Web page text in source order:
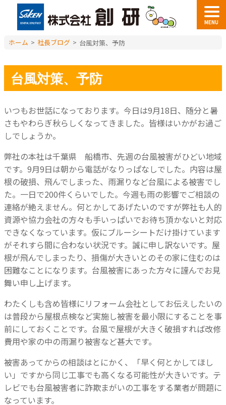
MENU
ホーム > 社長ブログ > 台風対策、予防
台風対策、予防
いつもお世話になっております。今日は9月18日、随分と暑
さもやわらぎ秋らしくなってきました。皆様はいかがお過ご
しでしょうか。
弊社の本社は千葉県 船橋市、先週の台風被害がひどい地域
です。9月9日は朝から電話がなりっぱなしでした。内容は屋
根の破損、飛んでしまった、雨漏りなど台風による被害でし
た。一日で200件くらいでした。今週も雨の影響でご相談の
連絡が絶えません。何とかしてあげたいのですが弊社も人的
資源や協力会社の方々も手いっぱいでお待ち頂かないと対応
できなくなっています。仮にブルーシートだけ掛けています
がそれすら間に合わない状況です。誠に申し訳ないです。屋
根が飛んでしまったり、損傷が大きいとのその家に住むのは
困難なことになります。台風被害にあった方々に謹んでお見
舞い申し上げます。
わたくしも含め皆様にリフォーム会社としてお伝えしたいの
は普段から屋根点検など実施し被害を最小限にすることを事
前にしておくことです。台風で屋根が大きく破損すれば改修
費用や家の中の雨漏り被害など甚大です。
被害あってからの相談はとにかく、「早く何とかしてほし
い」ですから同じ工事でも高くなる可能性が大きいです。テ
レビでも台風被害者に詐欺まがいの工事をする業者が問題に
なっています。